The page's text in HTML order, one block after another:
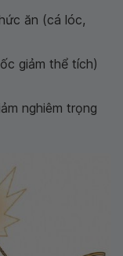
ăn (cá lóc,
giảm thể tích)
nghiêm trọng